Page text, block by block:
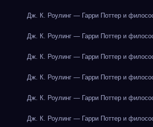
Дж. К. Роулинг — Гарри Поттер и
Дж. К. Роулинг — Гарри Поттер и
Дж. К. Роулинг — Гарри Поттер и
Дж. К. Роулинг — Гарри Поттер и
Дж. К. Роулинг — Гарри Поттер и
Дж. К. Роулинг — Гарри Поттер и